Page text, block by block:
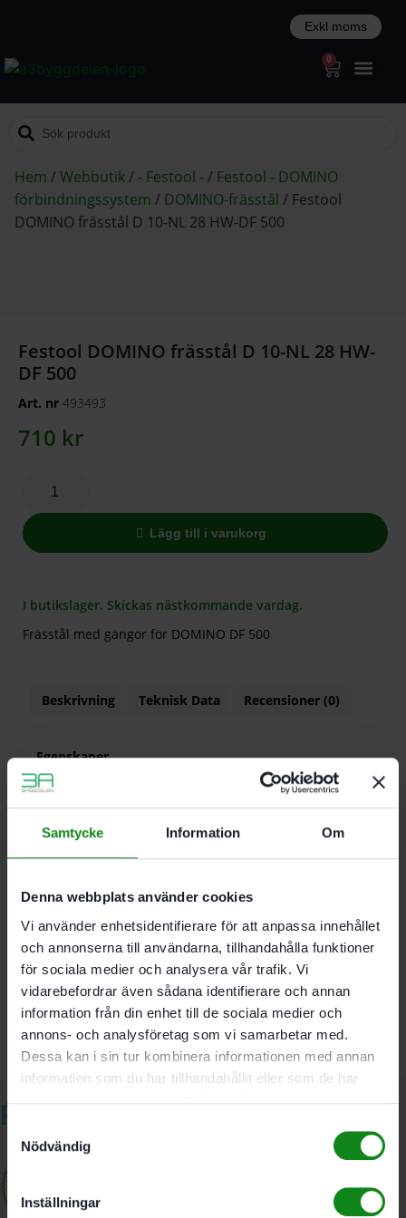
Samtycke Information Om
Denna webbplats använder cookies
Vi använder enhetsidentifierare för att anpassa innehållet
och annonserna till användarna, tillhandahålla funktioner
för sociala medier och analysera vår trafik. Vi
vidarebefordrar även sådana identifierare och annan
information från din enhet till de sociala medier och
annons- och analysföretag som vi samarbetar med.
Dessa kan i sin tur kombinera informationen med annan
information som du har tillhandahållit eller som de har
Nödvändig
Inställningar
0
Hem /Webbutik/ - Festool -/ Festool - DOMINO
förbindningssystem / DOMINO-frässtål / Festool
DOMINO frässtål D 10-NL 28 HW-DF 500
Festool DOMINO frässtål D 10-NL 28 HW-
DF 500
Art. nr 493493
710 kr
Lägg till i varukorg
I butikslager. Skickas nästkommande vardag.
Frässtål med gängor för DOMINO DF 500
Beskrivning Teknisk Data Recensioner (0)
Egenskaper
Frässtål med gängor för DOMINO DF 500
För DF 500
D 10 mm; NL 28 mm
Det finns inga recensioner än.
Bli först med att recensera ”Festool DOMINO frässtål D
10-NL 28 HW-DF 500”
Du måste varainloggadför att skriva en recension.
Relaterade produkter